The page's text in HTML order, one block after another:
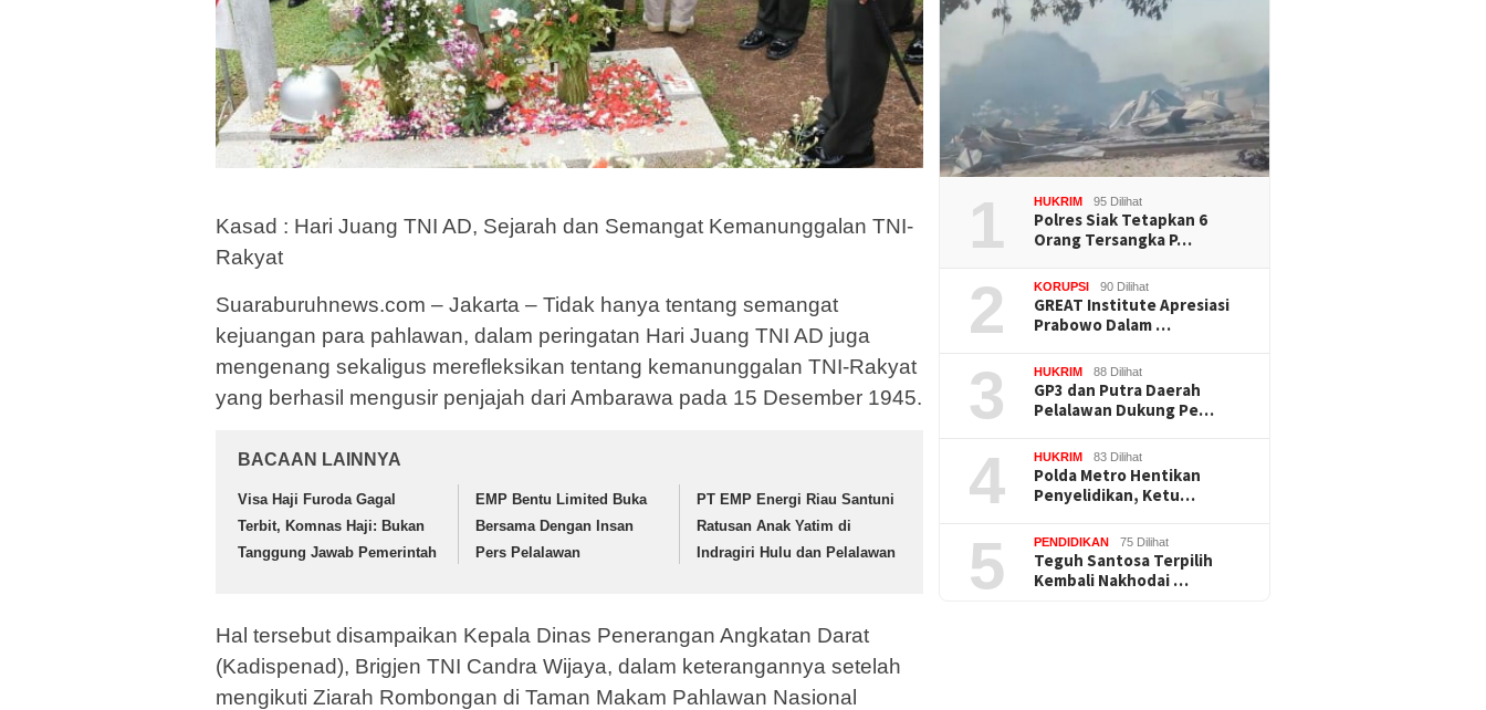
Kasad : Hari Juang TNI AD, Sejarah dan Semangat Kemanunggalan TNI-
Rakyat
Suaraburuhnews.com – Jakarta – Tidak hanya tentang semangat
kejuangan para pahlawan, dalam peringatan Hari Juang TNI AD juga
mengenang sekaligus merefleksikan tentang kemanunggalan TNI-Rakyat
yang berhasil mengusir penjajah dari Ambarawa pada 15 Desember 1945.
BACAAN LAINNYA
Visa Haji Furoda Gagal
Terbit, Komnas Haji: Bukan
Tanggung Jawab Pemerintah
EMP Bentu Limited Buka
Bersama Dengan Insan
Pers Pelalawan
PT EMP Energi Riau Santuni
Ratusan Anak Yatim di
Indragiri Hulu dan Pelalawan
Hal tersebut disampaikan Kepala Dinas Penerangan Angkatan Darat
(Kadispenad), Brigjen TNI Candra Wijaya, dalam keterangannya setelah
mengikuti Ziarah Rombongan di Taman Makam Pahlawan Nasional
1 HUKRIM 95 Dilihat
Polres Siak Tetapkan 6
Orang Tersangka P…
2 KORUPSI 90 Dilihat
GREAT Institute Apresiasi
Prabowo Dalam …
3 HUKRIM 88 Dilihat
GP3 dan Putra Daerah
Pelalawan Dukung Pe…
4 HUKRIM 83 Dilihat
⁠Polda Metro Hentikan
Penyelidikan, Ketu…
5 PENDIDIKAN 75 Dilihat
Teguh Santosa Terpilih
Kembali Nakhodai …